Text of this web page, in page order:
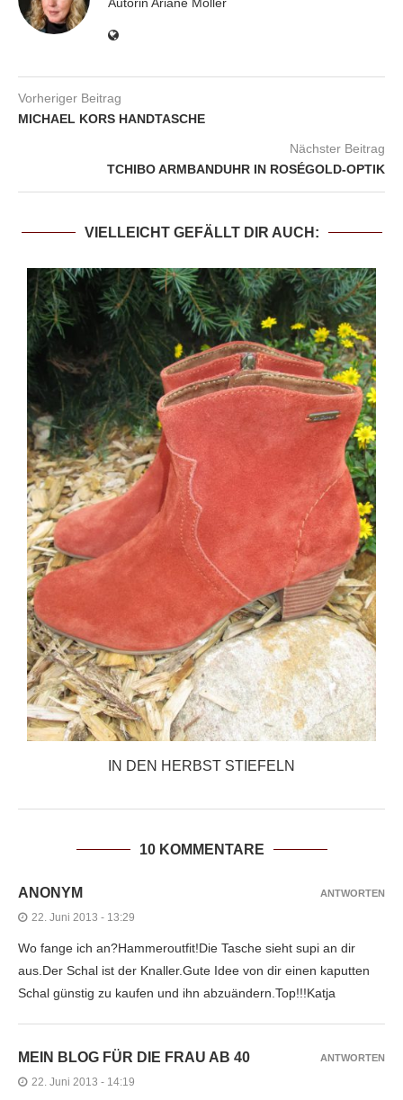
Autorin Ariane Möller
Vorheriger Beitrag
MICHAEL KORS HANDTASCHE
Nächster Beitrag
TCHIBO ARMBANDUHR IN ROSÉGOLD-OPTIK
VIELLEICHT GEFÄLLT DIR AUCH:
IN DEN HERBST STIEFELN
10 KOMMENTARE
ANONYM
22. Juni 2013 - 13:29
Wo fange ich an?Hammeroutfit!Die Tasche sieht supi an dir
aus.Der Schal ist der Knaller.Gute Idee von dir einen kaputten
Schal günstig zu kaufen und ihn abzuändern.Top!!!Katja
ANTWORTEN
MEIN BLOG FÜR DIE FRAU AB 40
22. Juni 2013 - 14:19
ANTWORTEN